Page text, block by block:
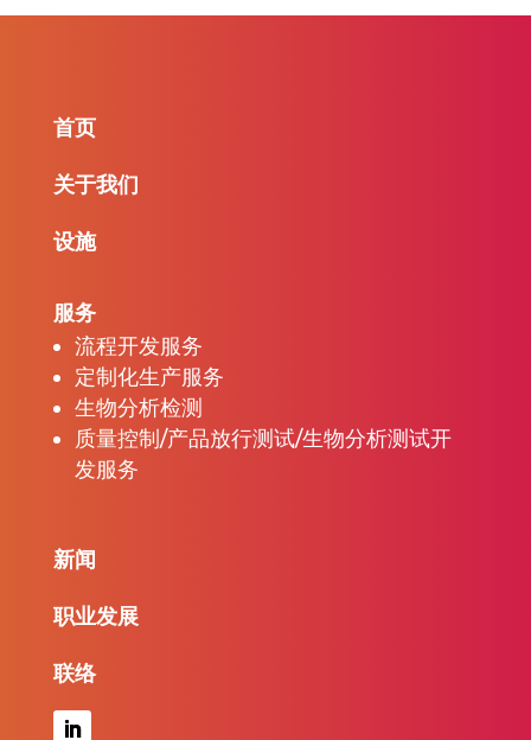
首页
关于我们
设施
服务
流程开发服务
定制化生产服务
生物分析检测
质量控制/产品放行测试/生物分析测试开
发服务
新闻
职业发展
联络